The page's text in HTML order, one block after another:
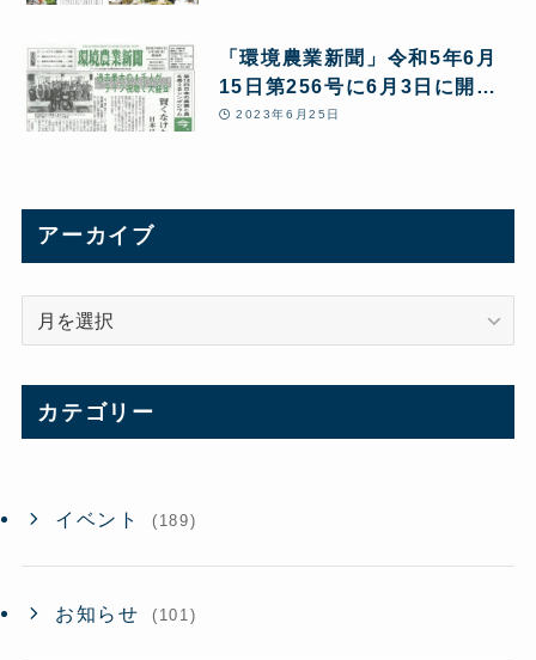
「環境農業新聞」令和5年6月
15日第256号に6月3日に開催
された「第15回日本の農業と
2023年6月25日
アーカイブ
ブ
カテゴリー
イベント (189)
お知らせ (101)